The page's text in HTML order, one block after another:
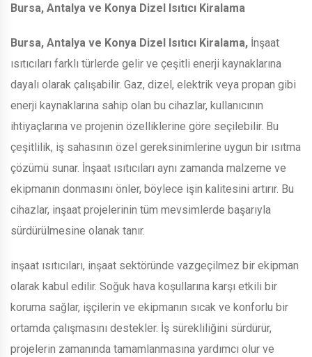
Bursa, Antalya ve Konya Dizel Isıtıcı Kiralama
Bursa, Antalya ve Konya Dizel Isıtıcı Kiralama, İnşaat
ısıtıcıları farklı türlerde gelir ve çeşitli enerji kaynaklarına
dayalı olarak çalışabilir. Gaz, dizel, elektrik veya propan gibi
enerji kaynaklarına sahip olan bu cihazlar, kullanıcının
ihtiyaçlarına ve projenin özelliklerine göre seçilebilir. Bu
çeşitlilik, iş sahasının özel gereksinimlerine uygun bir ısıtma
çözümü sunar. İnşaat ısıtıcıları aynı zamanda malzeme ve
ekipmanın donmasını önler, böylece işin kalitesini artırır. Bu
cihazlar, inşaat projelerinin tüm mevsimlerde başarıyla
sürdürülmesine olanak tanır.
inşaat ısıtıcıları, inşaat sektöründe vazgeçilmez bir ekipman
olarak kabul edilir. Soğuk hava koşullarına karşı etkili bir
koruma sağlar, işçilerin ve ekipmanın sıcak ve konforlu bir
ortamda çalışmasını destekler. İş sürekliliğini sürdürür,
projelerin zamanında tamamlanmasına yardımcı olur ve